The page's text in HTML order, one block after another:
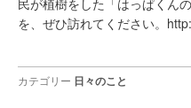
民が植樹をした「はっぱくん
を、ぜひ訪れてください。
カテゴリー 日々のこと